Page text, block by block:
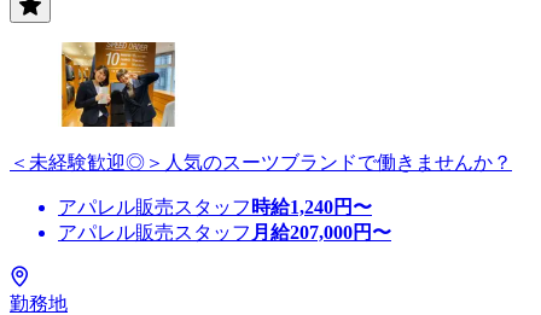
＜未経験歓迎◎＞人気のスーツブランドで働きませんか？
アパレル販売スタッフ 時給1,240円〜
アパレル販売スタッフ 月給207,000円〜
勤務地